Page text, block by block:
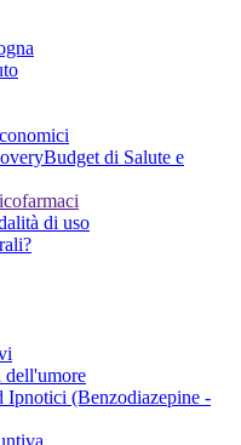
Budget di Salute e
di uso
dell'umore
Ipnotici (Benzodiazepine -